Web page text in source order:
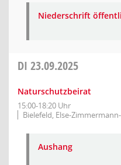
Niederschrift
DI 23.09.2025
Naturschutzbeirat
15:00-18:20 Uhr
Bielefeld, Else-
Aushang